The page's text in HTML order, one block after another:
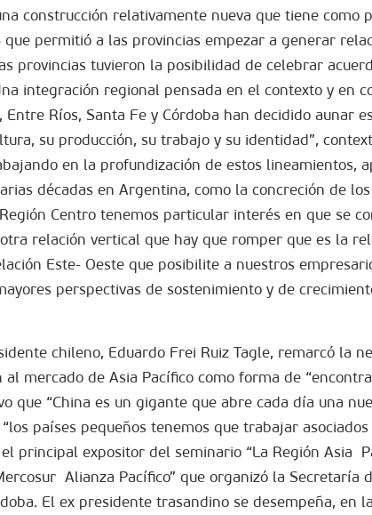
construcción relativamente nueva que tiene
permitió a las provincias empezar a generar
provincias tuvieron la posibilidad de celebrar
integración regional pensada en el contexto y en
Entre Ríos, Santa Fe y Córdoba han decidido aunar
su producción, su trabajo y su identidad”,
en la profundización de estos lineamientos,
décadas en Argentina, como la concreción de
Centro tenemos particular interés en que se
relación vertical que hay que romper que es la
Este- Oeste que posibilite a nuestros
perspectivas de sostenimiento y de
chileno, Eduardo Frei Ruiz Tagle, remarcó la
al mercado de Asia Pacífico como forma de
que “China es un gigante que abre cada día una
países pequeños tenemos que trabajar
principal expositor del seminario “La Región Asia 
 Alianza Pacífico” que organizó la Secretaría
El ex presidente trasandino se desempeña, en